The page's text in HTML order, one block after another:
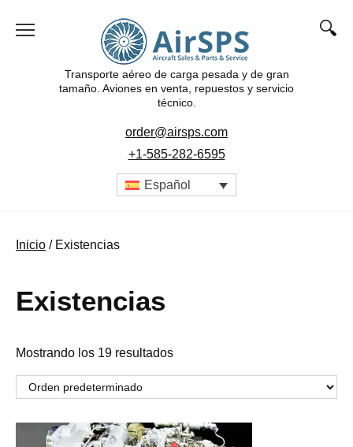
Transporte aéreo de carga pesada y de gran
tamaño. Aviones en venta, repuestos y servicio
técnico.
order@airsps.com
+1-585-282-6595
Español
Inicio / Existencias
Existencias
Mostrando los 19 resultados